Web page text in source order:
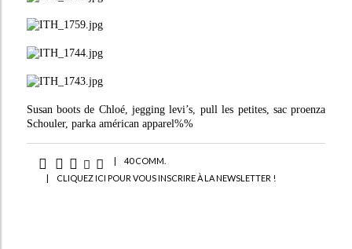
Susan boots de Chloé, jegging levi’s, pull les petites, sac proenza
Schouler, parka américan apparel%%
|
40 COMM.
|
CLIQUEZ ICI POUR VOUS INSCRIRE À LA NEWSLETTER !